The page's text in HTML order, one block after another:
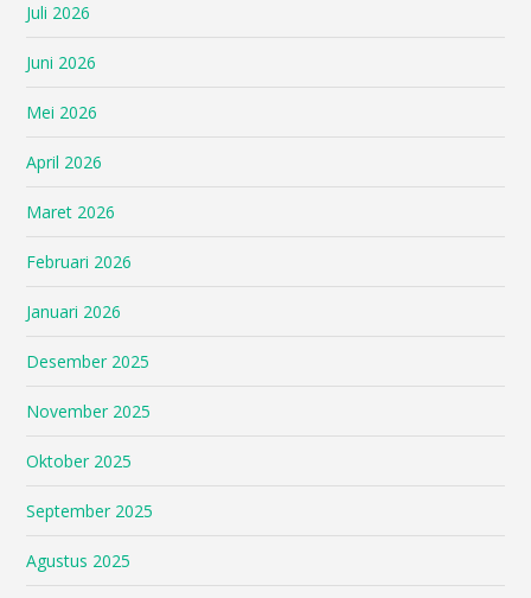
Juli 2026
Juni 2026
Mei 2026
April 2026
Maret 2026
Februari 2026
Januari 2026
Desember 2025
November 2025
Oktober 2025
September 2025
Agustus 2025